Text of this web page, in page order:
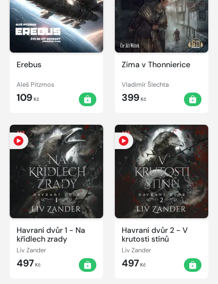
Erebus
Aleš Pitzmos
109 Kč
Zima v Thonnierice
Vladimír Šlechta
399 Kč
Havraní dvůr 1 - Na
křídlech zrady
Liv Zander
497Kč
Havraní dvůr 2 - V
krutosti stínů
Liv Zander
497Kč